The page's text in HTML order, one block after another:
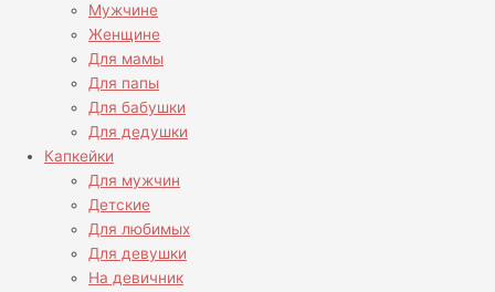
Мужчине
Женщине
Для мамы
Для папы
Для бабушки
Для дедушки
Капкейки
Для мужчин
Детские
Для любимых
Для девушки
На девичник